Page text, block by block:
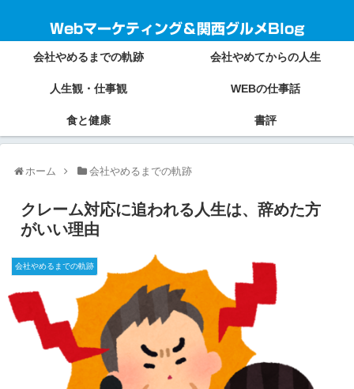
Webマーケティング＆関西グルメBlog
会社やめるまでの軌跡 会社やめてからの人生
人生観・仕事観 WEBの仕事話
食と健康 書評
ホーム 会社やめるまでの軌跡
クレーム対応に追われる人生は、辞めた方
がいい理由
会社やめるまでの軌跡